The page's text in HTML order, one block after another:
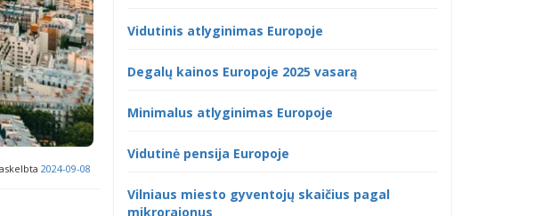
2024-09-08
Vidutinis atlyginimas Europoje
Degalų kainos Europoje 2025 vasarą
Minimalus atlyginimas Europoje
Vidutinė pensija Europoje
Vilniaus miesto gyventojų skaičius pagal
mikrorajonus